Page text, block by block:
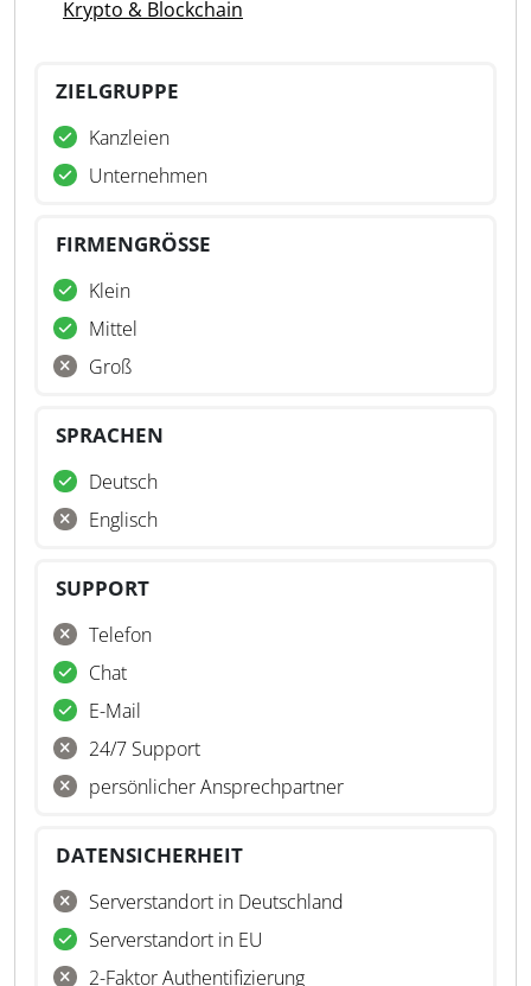
Krypto & Blockchain
ZIELGRUPPE
Kanzleien
Unternehmen
FIRMENGRÖSSE
Klein
Mittel
Groß
SPRACHEN
Deutsch
Englisch
SUPPORT
Telefon
Chat
E-Mail
24/7 Support
persönlicher Ansprechpartner
DATENSICHERHEIT
Serverstandort in Deutschland
Serverstandort in EU
2-Faktor Authentifizierung